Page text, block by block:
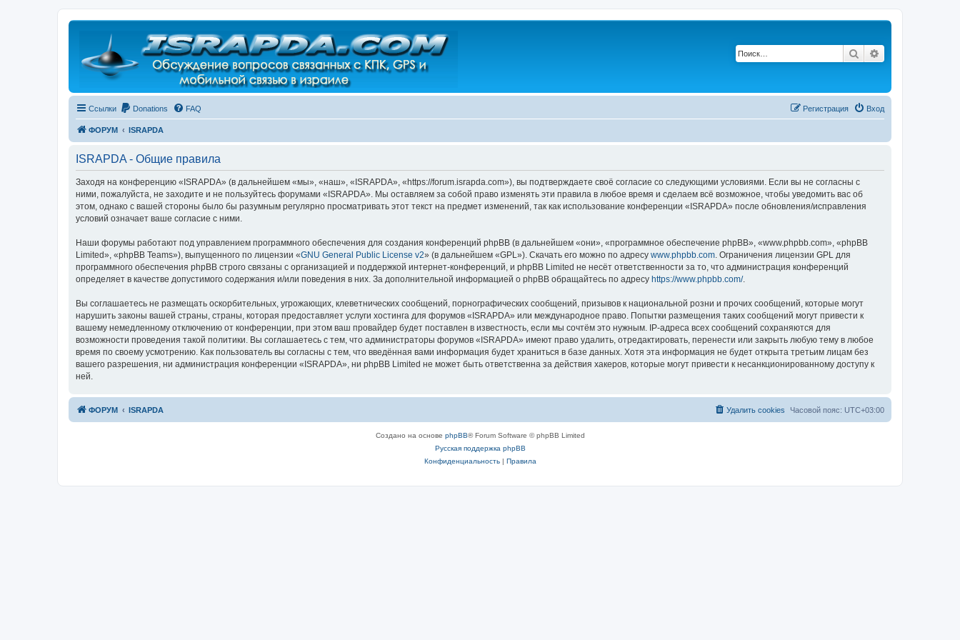
Регистрация
Поиск
Ссылки Donations FAQ Вход
Регистрация
ФОРУМ ISRAPDA
ISRAPDA - Общие правила
Заходя на конференцию «ISRAPDA» (в дальнейшем «мы», «наш», «ISRAPDA», «https://forum.israpda.com»), вы подтверждаете своё согласие со следующими условиями. Если вы не согласны с
ними, пожалуйста, не заходите и не пользуйтесь форумами «ISRAPDA». Мы оставляем за собой право изменять эти правила в любое время и сделаем всё возможное, чтобы уведомить вас об
этом, однако с вашей стороны было бы разумным регулярно просматривать этот текст на предмет изменений, так как использование конференции «ISRAPDA» после обновления/исправления
условий означает ваше согласие с ними.
Наши форумы работают под управлением программного обеспечения для создания конференций phpBB (в дальнейшем «они», «программное обеспечение phpBB», «www.phpbb.com», «phpBB
Limited», «phpBB Teams»), выпущенного по лицензии «GNU General Public License v2» (в дальнейшем «GPL»). Скачать его можно по адресу www.phpbb.com. Ограничения лицензии GPL для
программного обеспечения phpBB строго связаны с организацией и поддержкой интернет-конференций, и phpBB Limited не несёт ответственности за то, что администрация конференций
определяет в качестве допустимого содержания и/или поведения в них. За дополнительной информацией о phpBB обращайтесь по адресу https://www.phpbb.com/.
Вы соглашаетесь не размещать оскорбительных, угрожающих, клеветнических сообщений, порнографических сообщений, призывов к национальной розни и прочих сообщений, которые могут
нарушить законы вашей страны, страны, которая предоставляет услуги хостинга для форумов «ISRAPDA» или международное право. Попытки размещения таких сообщений могут привести к
вашему немедленному отключению от конференции, при этом ваш провайдер будет поставлен в известность, если мы сочтём это нужным. IP-адреса всех сообщений сохраняются для
возможности проведения такой политики. Вы соглашаетесь с тем, что администраторы форумов «ISRAPDA» имеют право удалить, отредактировать, перенести или закрыть любую тему в любое
время по своему усмотрению. Как пользователь вы согласны с тем, что введённая вами информация будет храниться в базе данных. Хотя эта информация не будет открыта третьим лицам без
вашего разрешения, ни администрация конференции «ISRAPDA», ни phpBB Limited не может быть ответственна за действия хакеров, которые могут привести к несанкционированному доступу к
ней.
ФОРУМ ISRAPDA Часовой пояс: UTC+03:00
Удалить cookies
Создано на основе phpBB® Forum Software © phpBB Limited
Русская поддержка phpBB
Конфиденциальность| Правила